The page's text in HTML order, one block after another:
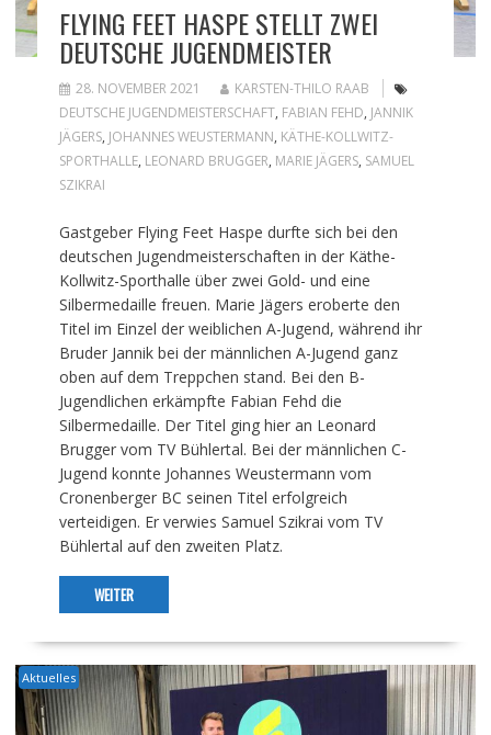
FLYING FEET HASPE STELLT ZWEI
DEUTSCHE JUGENDMEISTER
28. NOVEMBER 2021
KARSTEN-THILO RAAB
DEUTSCHE JUGENDMEISTERSCHAFT, FABIAN FEHD, JANNIK
JÄGERS, JOHANNES WEUSTERMANN, KÄTHE-KOLLWITZ-
SPORTHALLE, LEONARD BRUGGER, MARIE JÄGERS, SAMUEL
SZIKRAI
Gastgeber Flying Feet Haspe durfte sich bei den
deutschen Jugendmeisterschaften in der Käthe-
Kollwitz-Sporthalle über zwei Gold- und eine
Silbermedaille freuen. Marie Jägers eroberte den
Titel im Einzel der weiblichen A-Jugend, während ihr
Bruder Jannik bei der männlichen A-Jugend ganz
oben auf dem Treppchen stand. Bei den B-
Jugendlichen erkämpfte Fabian Fehd die
Silbermedaille. Der Titel ging hier an Leonard
Brugger vom TV Bühlertal. Bei der männlichen C-
Jugend konnte Johannes Weustermann vom
Cronenberger BC seinen Titel erfolgreich
verteidigen. Er verwies Samuel Szikrai vom TV
Bühlertal auf den zweiten Platz.
WEITER
Aktuelles